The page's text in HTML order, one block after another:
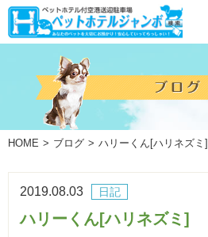
HOME ブログ ハリーくん[ハリネズミ]
日記
2019.08.03
ハリーくん[ハリネズミ]